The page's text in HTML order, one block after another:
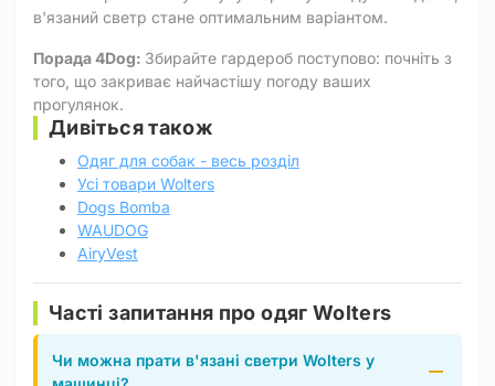
в'язаний светр стане оптимальним варіантом.
Порада 4Dog: Збирайте гардероб поступово: почніть з
того, що закриває найчастішу погоду ваших
прогулянок.
Дивіться також
Одяг для собак - весь розділ
Усі товари Wolters
Dogs Bomba
WAUDOG
AiryVest
Часті запитання про одяг Wolters
Чи можна прати в'язані светри Wolters у